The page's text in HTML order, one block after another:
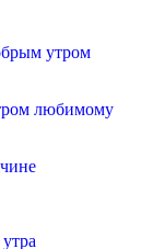
любимому